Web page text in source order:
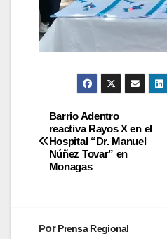
Barrio Adentro
reactiva Rayos X en el
Hospital “Dr. Manuel
Núñez Tovar” en
Monagas
PorPrensa Regional